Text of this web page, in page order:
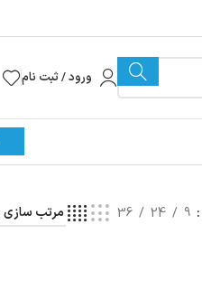
ورود / ثبت نام
9
24
36